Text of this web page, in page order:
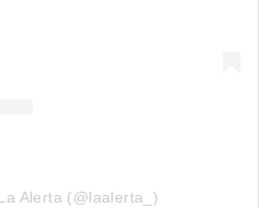
Alerta (@laalerta_)